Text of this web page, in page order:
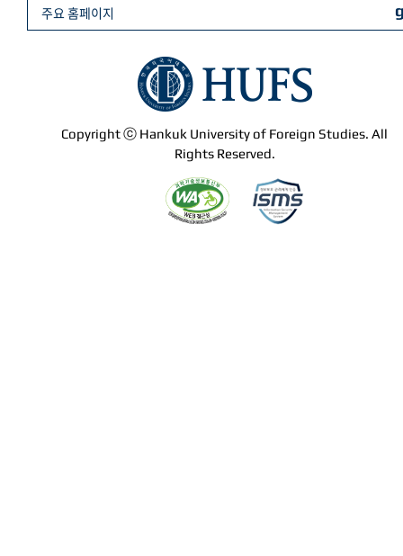
Copyright ⓒ Hankuk University of Foreign Studies. All
Rights Reserved.
주요 홈페이지